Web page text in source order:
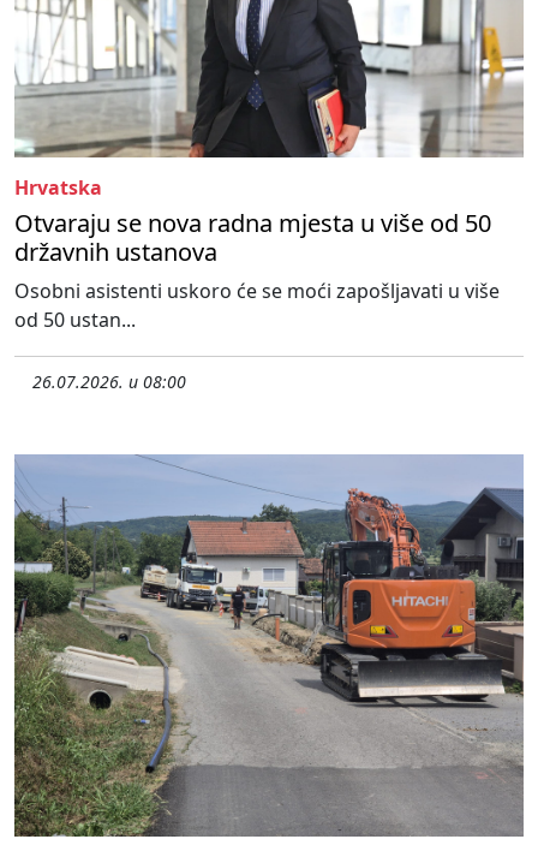
Hrvatska
Otvaraju se nova radna mjesta u više od 50
državnih ustanova
Osobni asistenti uskoro će se moći zapošljavati u više
od 50 ustan...
26.07.2026. u 08:00